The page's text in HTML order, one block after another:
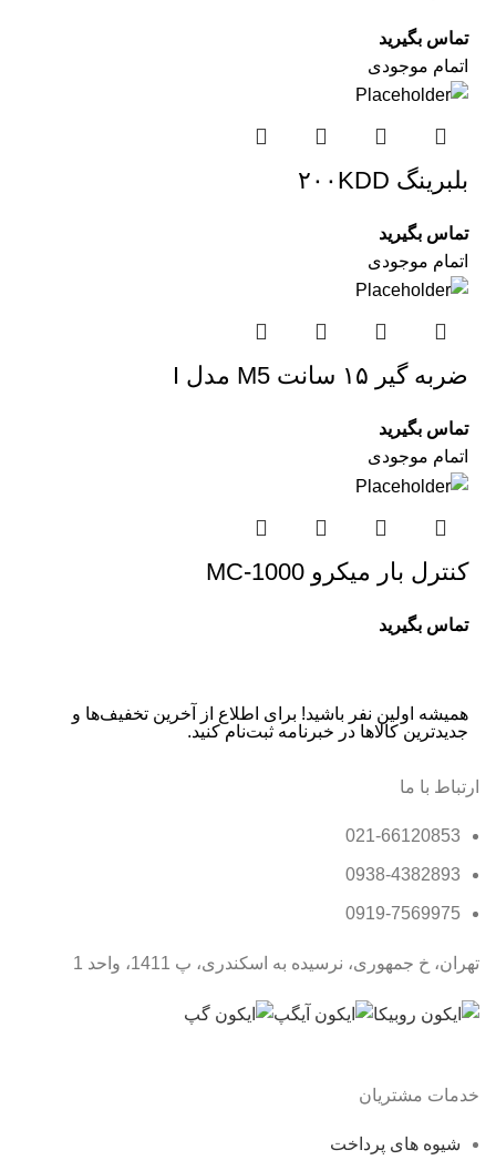
تماس بگیرید
اتمام موجودی
بلبرینگ ۲۰۰KDD
تماس بگیرید
اتمام موجودی
ضربه گیر ۱۵ سانت M5 مدل I
تماس بگیرید
اتمام موجودی
کنترل بار میکرو MC-1000
تماس بگیرید
همیشه اولین نفر باشید! برای اطلاع از آخرین تخفیف‌ها و
جدیدترین کالاها در خبرنامه ثبت‌نام کنید.
ارتباط با ما
021-66120853
0938-4382893
0919-7569975
تهران، خ جمهوری، نرسیده به اسکندری، پ 1411، واحد 1
خدمات مشتریان
شیوه های پرداخت